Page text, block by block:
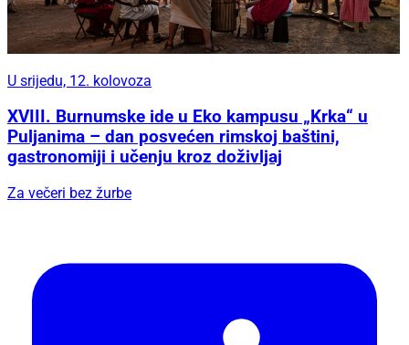
U srijedu, 12. kolovoza
XVIII. Burnumske ide u Eko kampusu „Krka“ u
Puljanima – dan posvećen rimskoj baštini,
gastronomiji i učenju kroz doživljaj
Za večeri bez žurbe